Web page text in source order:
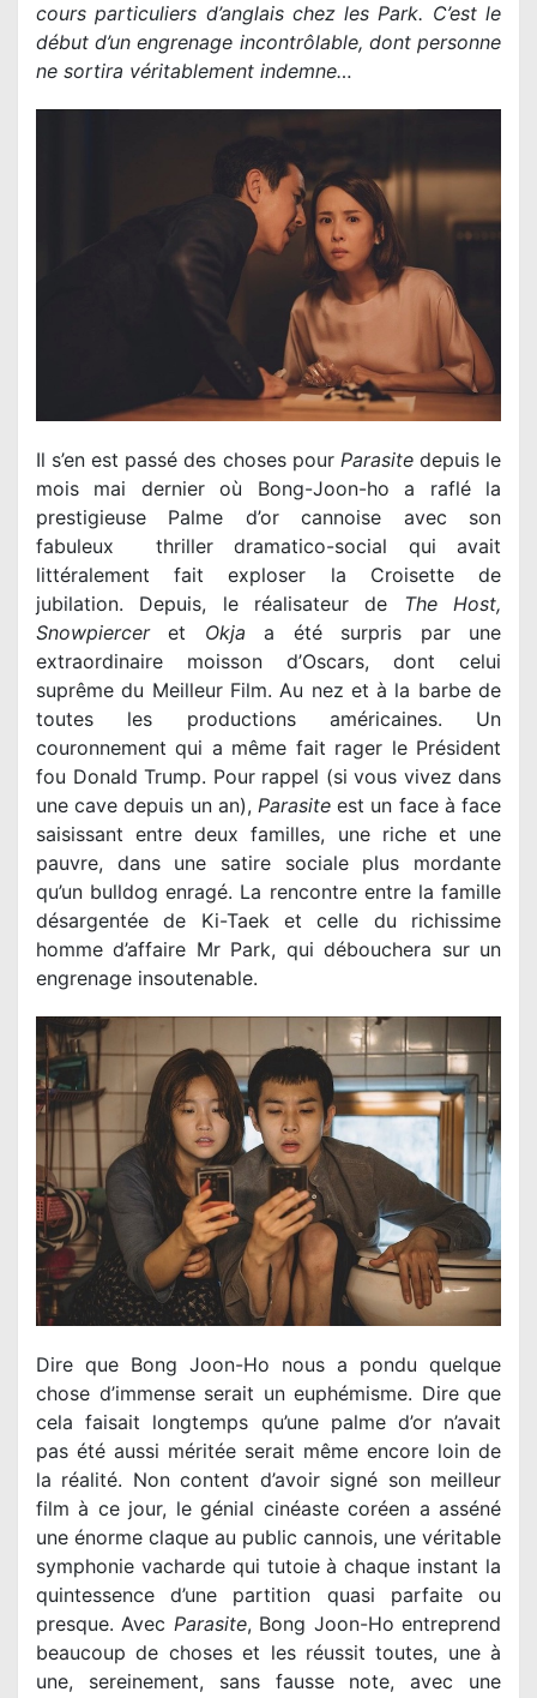
cours particuliers d’anglais chez les Park. C’est le
début d’un engrenage incontrôlable, dont personne
ne sortira véritablement indemne…
Il s’en est passé des choses pour Parasitedepuis le
mois mai dernier où Bong-Joon-ho a raflé la
prestigieuse Palme d’or cannoise avec son
fabuleux thriller dramatico-social qui avait
littéralement fait exploser la Croisette de
jubilation. Depuis, le réalisateur de The Host,
Snowpierceret Okja a été surpris par une
extraordinaire moisson d’Oscars, dont celui
suprême du Meilleur Film. Au nez et à la barbe de
toutes les productions américaines. Un
couronnement qui a même fait rager le Président
fou Donald Trump. Pour rappel (si vous vivez dans
une cave depuis un an), Parasite est un face à face
saisissant entre deux familles, une riche et une
pauvre, dans une satire sociale plus mordante
qu’un bulldog enragé. La rencontre entre la famille
désargentée de Ki-Taek et celle du richissime
homme d’affaire Mr Park, qui débouchera sur un
engrenage insoutenable.
Dire que Bong Joon-Ho nous a pondu quelque
chose d’immense serait un euphémisme. Dire que
cela faisait longtemps qu’une palme d’or n’avait
pas été aussi méritée serait même encore loin de
la réalité. Non content d’avoir signé son meilleur
film à ce jour, le génial cinéaste coréen a asséné
une énorme claque au public cannois, une véritable
symphonie vacharde qui tutoie à chaque instant la
quintessence d’une partition quasi parfaite ou
presque. Avec Parasite, Bong Joon-Ho entreprend
beaucoup de choses et les réussit toutes, une à
une, sereinement, sans fausse note, avec une